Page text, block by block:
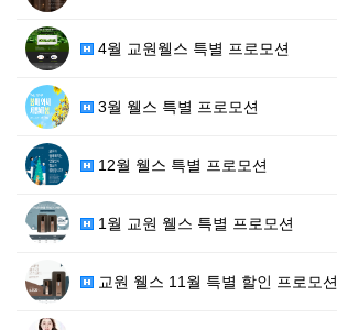
4월 교원웰스 특별 프로모션
3월 웰스 특별 프로모션
12월 웰스 특별 프로모션
1월 교원 웰스 특별 프로모션
교원 웰스 11월 특별 할인 프로모션